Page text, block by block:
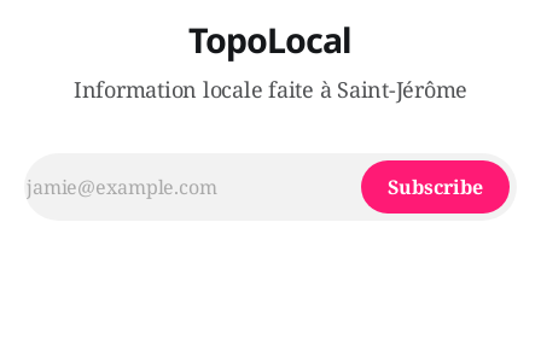
TopoLocal
Information locale faite à Saint-Jérôme
Subscribe